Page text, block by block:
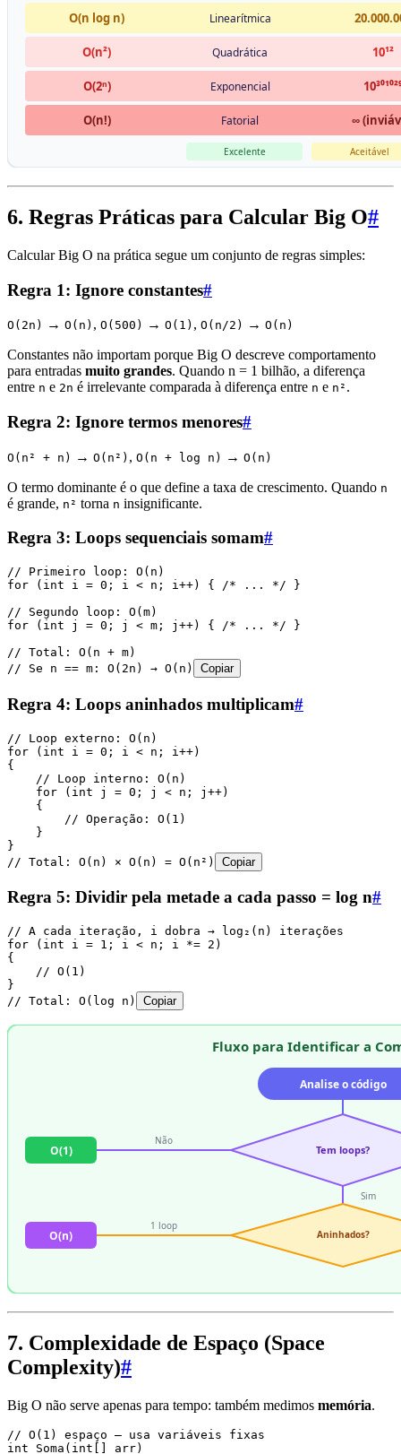
6. Regras Práticas para Calcular Big O#
Calcular Big O na prática segue um conjunto de regras simples:
Regra 1: Ignore constantes#
O(2n) → O(n) , O(500) → O(1) , O(n/2) → O(n)
Constantes não importam porque Big O descreve comportamento
para entradas muito grandes. Quando n = 1 bilhão, a diferença
entre n e 2n é irrelevante comparada à diferença entre n e n² .
Regra 2: Ignore termos menores#
O(n² + n) → O(n²) , O(n + log n) → O(n)
O termo dominante é o que define a taxa de crescimento. Quando n
é grande, n² torna n insignificante.
Regra 3: Loops sequenciais somam#
// Primeiro loop: O(n)
for ( int i = 0 ; i < n; i++) { /* ... */ }
// Segundo loop: O(m)
for ( int j = 0 ; j < m; j ++) { /* ... */ }
// Total: O(n + m)
// Se n == m: O(2n) → O(n)
Copiar
Regra 4: Loops aninhados multiplicam#
// Loop externo: O(n)
for ( int i = 0 ; i < n; i ++)
{
    // Loop interno: O(n)
    for
( int j = 0 ; j < n; j ++)
    {
        // Operação: O(1)
    }
}
// Total: O(n) × O(n) = O(n²)
Copiar
Regra 5: Dividir pela metade a cada passo = log n#
// A cada iteração, i dobra → log₂(n) iterações
for ( int i = 1 ; i < n; i *= 2 )
{
    // O(1)
}
// Total: O(log n)
Copiar
7. Complexidade de Espaço (Space
Complexity)#
Big O não serve apenas para tempo: também medimos memória.
// O(1) espaço — usa variáveis fixas
int Soma ( int [] arr)